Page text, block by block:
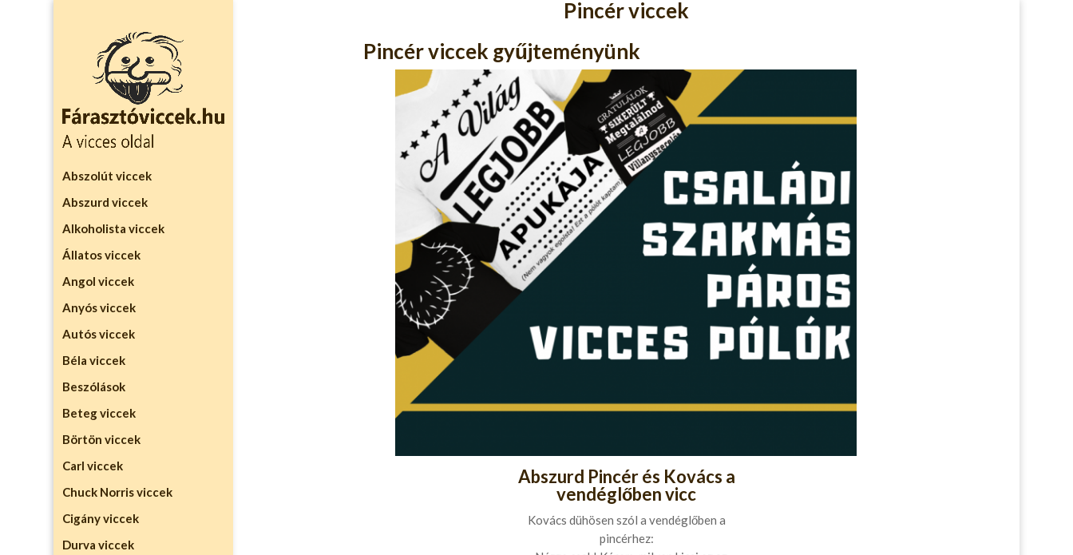
Abszolút viccek
Abszurd viccek
Alkoholista viccek
Állatos viccek
Angol viccek
Anyós viccek
Autós viccek
Béla viccek
Beszólások
Beteg viccek
Börtön viccek
Carl viccek
Chuck Norris viccek
Cigány viccek
Durva viccek
Pincér viccek
Pincér viccek gyűjteményünk
Abszurd Pincér és Kovács a
vendéglőben vicc
Kovács dühösen szól a vendéglőben a
pincérhez: